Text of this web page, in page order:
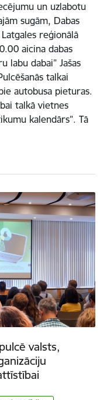
un uzlabotu
sugām, Dabas
reģionālā
aicina dabas
labu dabai” Jašas
talkai
autobusa pieturas.
talkā vietnes
kalendārs”. Tā
valsts,